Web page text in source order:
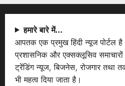
हमारे बारे में…
आपतक एक प्रमुख हिंदी न्यूज पोर्टल
प्रशासनिक और एक्सक्लूसिव समाचारों
ट्रेंडिंग न्यूज, बिजनेस, रोजगार तथा
भी महत्व दिया जाता है।